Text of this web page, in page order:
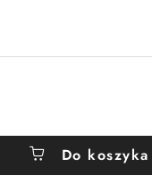
Do koszyka